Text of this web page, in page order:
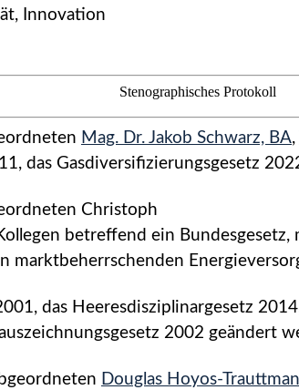
Innovation
Stenographisches Protokoll
Mag. Dr. Jakob Schwarz, BA,
das Gasdiversi­fizierungsgesetz
Christoph
betreffend ein
marktbeherrschenden
das Heeresdisziplinar­gesetz
2002 geändert
Douglas Hoyos-